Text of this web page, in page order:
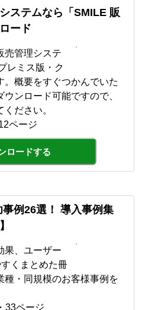
ステムなら「SMILE 販
ード
売管理システ
レミス版・ク
。概要をすぐつかんでいた
ンロード可能ですので、
ださい。
ページ
ロードする
事例26選！ 導入事例集
果、ユーザー
くまとめた冊
種・同規模のお客様事例を
33ページ